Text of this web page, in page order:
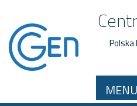
Polska